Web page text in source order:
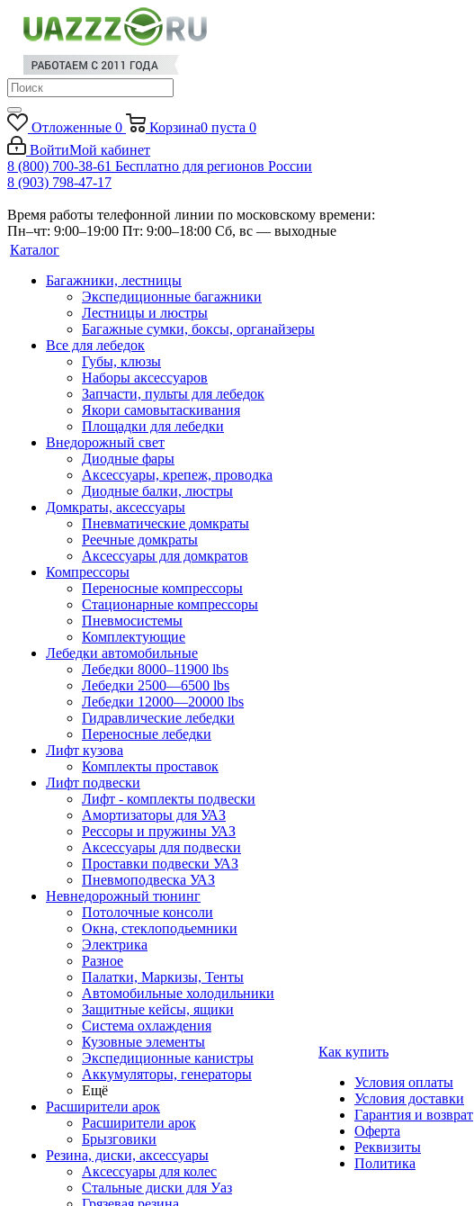
Отложенные 0 Корзина0 пуста 0
ВойтиМой кабинет
8 (800) 700-38-61 Бесплатно для регионов России
8 (903) 798-47-17
Время работы телефонной линии по московскому времени:
Пн–чт: 9:00–19:00 Пт: 9:00–18:00 Сб, вс — выходные
Каталог
Багажники, лестницы
Экспедиционные багажники
Лестницы и люстры
Багажные сумки, боксы, органайзеры
Все для лебедок
Губы, клюзы
Наборы аксессуаров
Запчасти, пульты для лебедок
Якори самовытаскивания
Площадки для лебедки
Внедорожный свет
Диодные фары
Аксессуары, крепеж, проводка
Диодные балки, люстры
Домкраты, аксессуары
Пневматические домкраты
Реечные домкраты
Аксессуары для домкратов
Компрессоры
Переносные компрессоры
Стационарные компрессоры
Пневмосистемы
Комплектующие
Лебедки автомобильные
Лебедки 8000–11900 lbs
Лебедки 2500—6500 lbs
Лебедки 12000—20000 lbs
Гидравлические лебедки
Переносные лебедки
Лифт кузова
Комплекты проставок
Лифт подвески
Лифт - комплекты подвески
Амортизаторы для УАЗ
Рессоры и пружины УАЗ
Аксессуары для подвески
Проставки подвески УАЗ
Пневмоподвеска УАЗ
Невнедорожный тюнинг
Потолочные консоли
Окна, стеклоподьемники
Электрика
Разное
Палатки, Маркизы, Тенты
Автомобильные холодильники
Защитные кейсы, ящики
Система охлаждения
Кузовные элементы
Экспедиционные канистры
Аккумуляторы, генераторы
Ещё
Расширители арок
Расширители арок
Брызговики
Резина, диски, аксессуары
Аксессуары для колес
Стальные диски для Уаз
Как купить
Условия оплаты
Условия доставки
Гарантия и возврат
Оферта
Реквизиты
Политика